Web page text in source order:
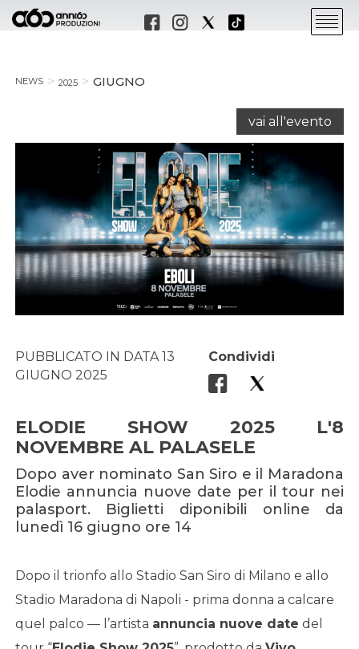
NEWS 2025 GIUGNO
vai all'evento
PUBBLICATO IN DATA 13
GIUGNO 2025
Condividi
ELODIE SHOW 2025 L'8
NOVEMBRE AL PALASELE
Dopo aver nominato San Siro e il Maradona
Elodie annuncia nuove date per il tour nei
palasport. Biglietti diponibili online da
lunedì 16 giugno ore 14
Dopo il trionfo allo Stadio San Siro di Milano e allo
Stadio Maradona di Napoli - prima donna a calcare
quel palco — l’artista annuncia nuove date del